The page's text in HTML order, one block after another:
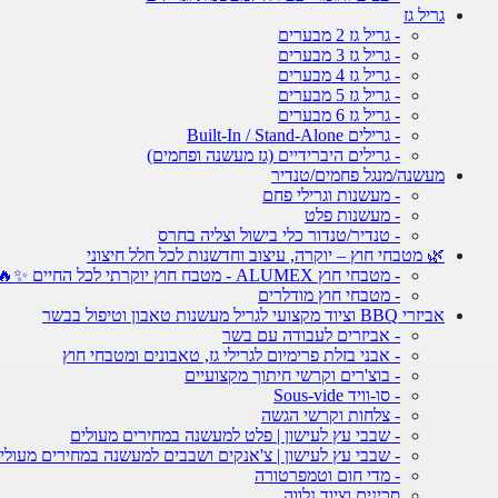
גריל גז
- גריל גז 2 מבערים
- גריל גז 3 מבערים
- גריל גז 4 מבערים
- גריל גז 5 מבערים
- גריל גז 6 מבערים
- גרילים Built-In / Stand-Alone
- גרילים היברידיים (גז מעשנה ופחמים)
מעשנה/מנגל פחמים/טנדיר
- מעשנות וגרילי פחם
- מעשנות פלט
- טנדיר/טנדור כלי בישול וצליה בחרס
🌿 מטבחי חוץ – יוקרה, עיצוב וחדשנות לכל חלל חיצוני
- מטבחי חוץ ALUMEX - מטבח חוץ יוקרתי לכל החיים ✨🔥
- מטבחי חוץ מודלרים
אביזרי BBQ וציוד מקצועי לגריל מעשנות טאבון וטיפול בבשר
- אביזרים לעבודה עם בשר
- אבני בזלת פרימיום לגרילי גז, טאבונים ומטבחי חוץ
- בוצ'רים וקרשי חיתוך מקצועיים
- סו-וויד Sous-vide
- צלחות וקרשי הגשה
- שבבי עץ לעישון | פלט למעשנה במחירים מעולים
- שבבי עץ לעישון | צ'אנקים ושבבים למעשנה במחירים
- מדי חום וטמפרטורה